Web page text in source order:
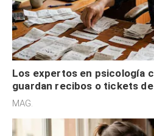
Los expertos en psicología
guardan recibos o tickets
son acumuladores, sino que
MAG.